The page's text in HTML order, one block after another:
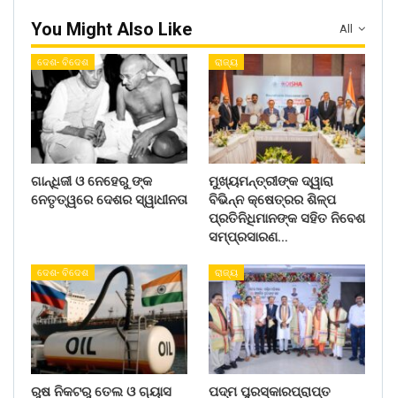
All
You Might Also Like
ଦେଶ- ବିଦେଶ
ଗାନ୍ଧିଜୀ ଓ ନେହେରୁ ଙ୍କ
ନେତୃତ୍ୱରେ ଦେଶର ସ୍ୱାଧୀନତା
ରାଜ୍ୟ
ମୁଖ୍ୟମନ୍ତ୍ରୀଙ୍କ ଦ୍ୱାରା
ବିଭିନ୍ନ କ୍ଷେତ୍ରର ଶିଳ୍ପ
ପ୍ରତିନିଧିମାନଙ୍କ ସହିତ ନିବେଶ
ସମ୍ପ୍ରସାରଣ…
ଦେଶ- ବିଦେଶ
ରୁଷ ନିକଟରୁ ତେଲ ଓ ଗ୍ୟାସ
ରାଜ୍ୟ
ପଦ୍ମ ପୁରସ୍କାରପ୍ରାପ୍ତ